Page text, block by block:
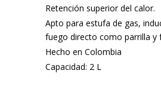
Retención superior del calor.
Apto para estufa de gas,
fuego directo como parrilla y
Hecho en Colombia
Capacidad: 2 L